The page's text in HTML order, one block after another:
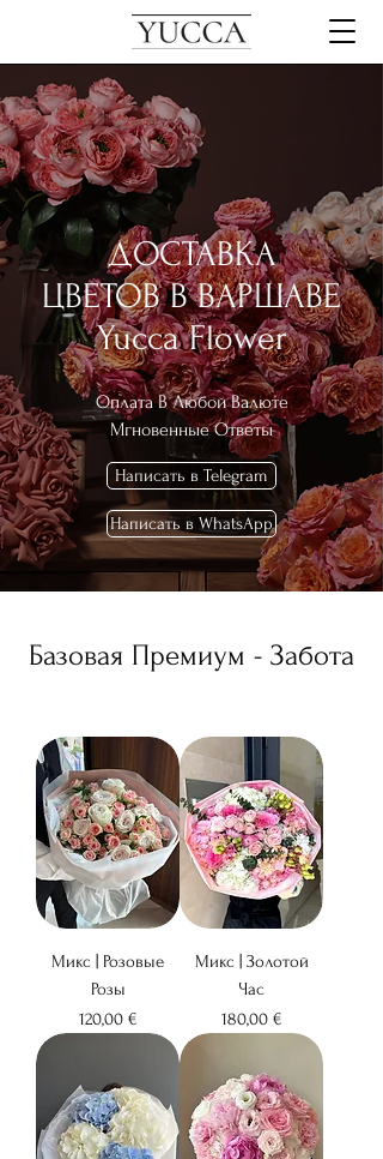
ДОСТАВКА
ЦВЕТОВ В ВАРШАВЕ
Yucca Flower
Оплата ВЛюбой Валюте
Мгновенные Ответы
Написать в Telegram
Написать в WhatsApp
Базовая Премиум - Забота
Микс | Розовые
Розы
Цена
120,00 €
Микс | Золотой
Час
Цена
180,00 €